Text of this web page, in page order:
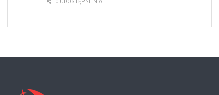
0 UDOSTĘPNIENIA